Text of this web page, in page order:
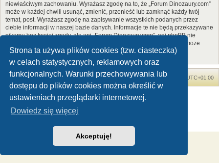
Strona ta używa plików cookies (tzw. ciasteczka)
w celach statystycznych, reklamowych oraz
funkcjonalnych. Warunki przechowywania lub
dostępu do plików cookies można określić w
ustawieniach przeglądarki internetowej.
Dowiedz się więcej
Akceptuję!
niewłaściwym zachowaniu. Wyrażasz zgodę na to, że „Forum Dinozaury.com”
może w każdej chwili usunąć, zmienić, przenieść lub zamknąć każdy twój
temat, post. Wyrażasz zgodę na zapisywanie wszystkich podanych przez
ciebie informacji w naszej bazie danych. Informacje te nie będą przekazywane
nikomu bez twojej zgody, ale ani „Forum Dinozaury.com”, ani phpBB nie
ponosi odpowiedzialności za włamania do witryny, podczas których może
dojść do kradzieży danych.
Forum Dinozaury.com Strona główna Strefa czasowa UTC+01:00
Dinozaury.com© 2006-2020
Polski pakiet językowy dostarcza